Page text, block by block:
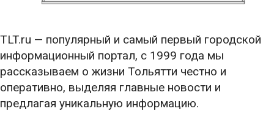
TLT.ru — популярный и самый первый городской
информационный портал, с 1999 года мы
рассказываем о жизни Тольятти честно и
оперативно, выделяя главные новости и
предлагая уникальную информацию.